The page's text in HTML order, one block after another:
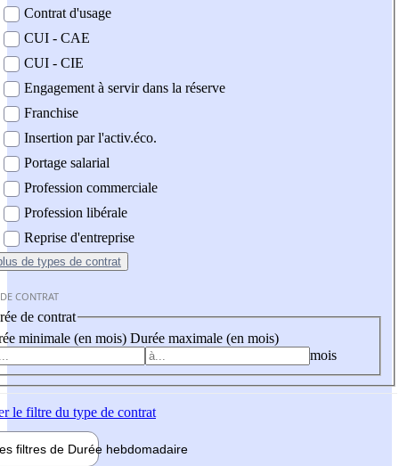
Contrat d'usage
CUI - CAE
CUI - CIE
Engagement à servir dans la réserve
Franchise
Insertion par l'activ.éco.
Portage salarial
Profession commerciale
Profession libérale
Reprise d'entreprise
de types de contrat
CONTRAT
de contrat
minimale (en mois) Durée maximale (en mois)
mois
le filtre du type de contrat
filtres de Durée hebdomadaire